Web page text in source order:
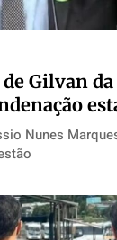
Gilvan da
Nunes